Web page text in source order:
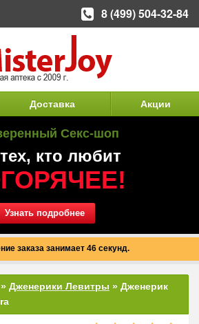
Доставка Акции
Секс-шоп
кто любит
Узнать подробнее
заказа занимает 46 секунд.
» Дженерики Левитры » Дженерик
8 (499) 504-32-84